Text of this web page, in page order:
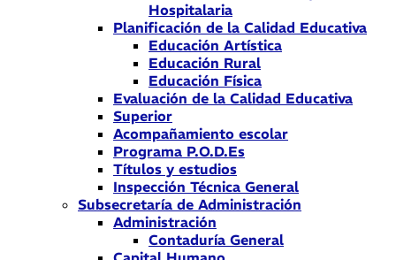
Hospitalaria
Planificación de la Calidad Educativa
Educación Artística
Educación Rural
Educación Física
Evaluación de la Calidad Educativa
Superior
Acompañamiento escolar
Programa P.O.D.Es
Títulos y estudios
Inspección Técnica General
Subsecretaría de Administración
Administración
Contaduría General